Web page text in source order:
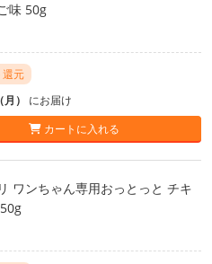
味 50g
元
） にお届け
カートに入れる
ワンちゃん専用おっとっと チキ